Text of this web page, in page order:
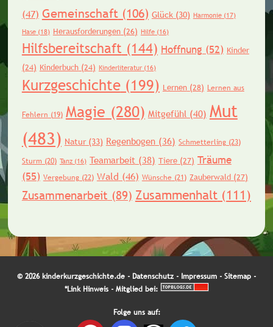
(47) Gemeinschaft(106) Glück(30) Harmonie(17)
Hase(18) Herausforderungen(26) Hilfe(16)
Hilfsbereitschaft (144) Hoffnung (52) Kinder
(24) Kinderbuch(24) Kinderliteratur(16)
Kurzgeschichte(199) Lernen(28) Lernen aus
Fehlern (19) Magie (280) Mitgefühl(40) Mut
(483) Natur(33) Regenbogen(36) Schmetterling(23)
Sturm(20) Tanz(16) Teamarbeit(38) Tiere(27) Träume
(55) Vergebung(22) Wald (46) Wünsche (21) Zauberwald(27)
Zusammenarbeit (89) Zusammenhalt(111)
© 2026 kinderkurzgeschichte.de - Datenschutz - Impressum - Sitemap -
*Link Hinweis- Mitglied bei:
Folge uns auf: